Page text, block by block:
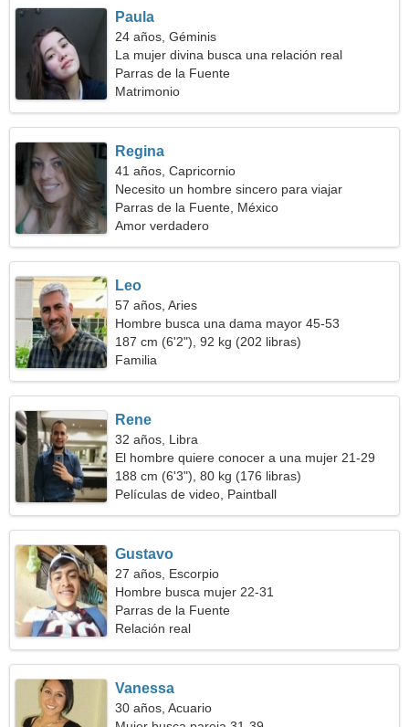
Paula
24 años, Géminis
La mujer divina busca una relación real
Parras de la Fuente
Matrimonio
Regina
41 años, Capricornio
Necesito un hombre sincero para viajar
Parras de la Fuente, México
Amor verdadero
Leo
57 años, Aries
Hombre busca una dama mayor 45-53
187 cm (6'2"), 92 kg (202 libras)
Familia
Rene
32 años, Libra
El hombre quiere conocer a una mujer 21-29
188 cm (6'3"), 80 kg (176 libras)
Películas de video, Paintball
Gustavo
27 años, Escorpio
Hombre busca mujer 22-31
Parras de la Fuente
Relación real
Vanessa
30 años, Acuario